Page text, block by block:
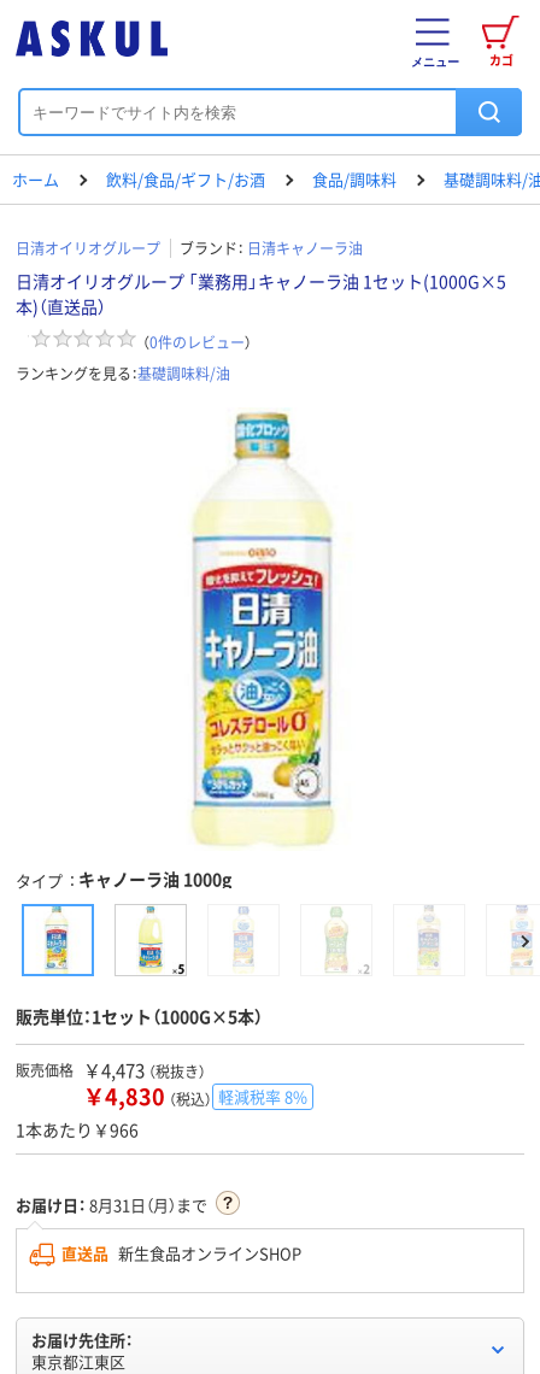
カゴ
メニュー
ホーム 飲料/食品/ギフト/お酒 食品/調味料 基礎調味料/
日清オイリオグループ ブランド： 日清キャノーラ油
日清オイリオグループ 「業務用」キャノーラ油 1セット(1000G×5
本)（直送品）
（0件のレビュー）
ランキングを見る：基礎調味料/油
タイプ キャノーラ油 1000g
販売単位：1セット（1000G×5本）
販売価格 ￥4,473 （税抜き）
￥4,830 （税込） 軽減税率 8%
1本あたり￥966
お届け日： 8月31日（月）まで
直送品 新生食品オンラインSHOP
お届け先住所：
東京都江東区